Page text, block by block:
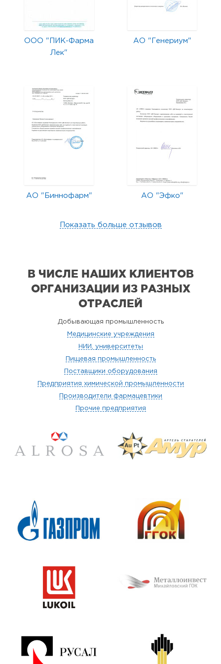
ООО "ПИК-Фарма
Лек"
АО "Генериум"
АО "Биннофарм" АО "Эфко"
Показать больше отзывов
В ЧИСЛЕ НАШИХ КЛИЕНТОВ
ОРГАНИЗАЦИИ ИЗ РАЗНЫХ
ОТРАСЛЕЙ
Добывающая промышленность
Медицинские учреждения
НИИ, университеты
Пищевая промышленность
Поставщики оборудования
Предприятия химической промышленности
Производители фармацевтики
Прочие предприятия